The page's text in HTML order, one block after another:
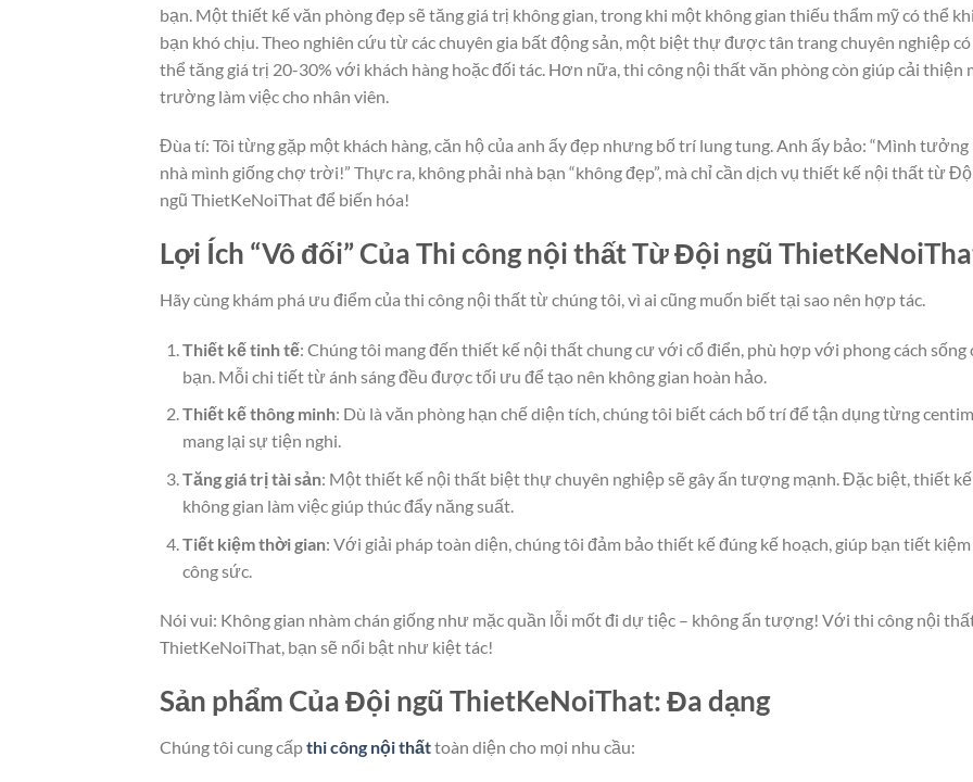
bạn. Một thiết kế văn phòng đẹp sẽ tăng giá trị không gian, trong khi một không gian thiếu thẩm mỹ có thể
bạn khó chịu. Theo nghiên cứu từ các chuyên gia bất động sản, một biệt thự được tân trang chuyên nghiệp có
thể tăng giá trị 20-30% với khách hàng hoặc đối tác. Hơn nữa, thi công nội thất văn phòng còn giúp cải thiện
trường làm việc cho nhân viên.
Đùa tí: Tôi từng gặp một khách hàng, căn hộ của anh ấy đẹp nhưng bố trí lung tung. Anh ấy bảo: “Mình tưởng
nhà mình giống chợ trời!” Thực ra, không phải nhà bạn “không đẹp”, mà chỉ cần dịch vụ thiết kế nội thất từ
ngũ ThietKeNoiThat để biến hóa!
Lợi Ích “Vô đối” Của Thi công nội thất Từ Đội ngũ
Hãy cùng khám phá ưu điểm của thi công nội thất từ chúng tôi, vì ai cũng muốn biết tại sao nên hợp tác.
Thiết kế tinh tế: Chúng tôi mang đến thiết kế nội thất chung cư với cổ điển, phù hợp với phong cách sống
bạn. Mỗi chi tiết từ ánh sáng đều được tối ưu để tạo nên không gian hoàn hảo.
Thiết kế thông minh: Dù là văn phòng hạn chế diện tích, chúng tôi biết cách bố trí để tận dụng từng
mang lại sự tiện nghi.
Tăng giá trị tài sản: Một thiết kế nội thất biệt thự chuyên nghiệp sẽ gây ấn tượng mạnh. Đặc biệt, thiết kế
không gian làm việc giúp thúc đẩy năng suất.
Tiết kiệm thời gian: Với giải pháp toàn diện, chúng tôi đảm bảo thiết kế đúng kế hoạch, giúp bạn tiết kiệm
công sức.
Nói vui: Không gian nhàm chán giống như mặc quần lỗi mốt đi dự tiệc – không ấn tượng! Với thi công nội
ThietKeNoiThat, bạn sẽ nổi bật như kiệt tác!
Sản phẩm Của Đội ngũ ThietKeNoiThat: Đa dạng
Chúng tôi cung cấpthi công nội thấttoàn diện cho mọi nhu cầu: